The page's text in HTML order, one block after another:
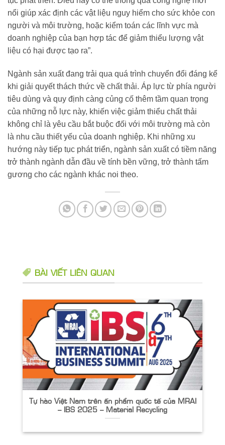
nổi giúp xác định các vật liệu nguy hiểm cho sức khỏe con
người và môi trường, hoặc kiểm toán các lĩnh vực mà
doanh nghiệp của bạn hợp tác để giảm thiểu lượng vật
liệu có hại được tạo ra”.
Ngành sản xuất đang trải qua quá trình chuyển đổi đáng kể
khi giải quyết thách thức về chất thải. Áp lực từ phía người
tiêu dùng và quy định càng củng cố thêm tầm quan trọng
của những nỗ lực này, khiến việc giảm thiểu chất thải
không chỉ là yêu cầu bắt buộc đối với môi trường mà còn
là nhu cầu thiết yếu của doanh nghiệp. Khi những xu
hướng này tiếp tục phát triển, ngành sản xuất có tiềm năng
trở thành ngành dẫn đầu về tính bền vững, trở thành tấm
gương cho các ngành khác noi theo.
BÀI VIẾT LIÊN QUAN
Tự hào Việt Nam trên ấn phẩm quốc tế của MRAI
– IBS 2025 – Material Recycling